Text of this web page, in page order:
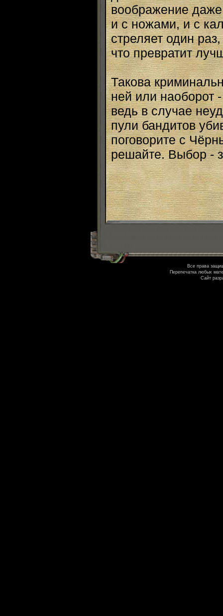
воображение даже
и с ножами, и с
стреляет один
что превратит
Такова
ней или наоборот
ведь в случае
пули бандитов
поговорите с
решайте. Выбор -
Все права
Перепечатка любых
Сайт